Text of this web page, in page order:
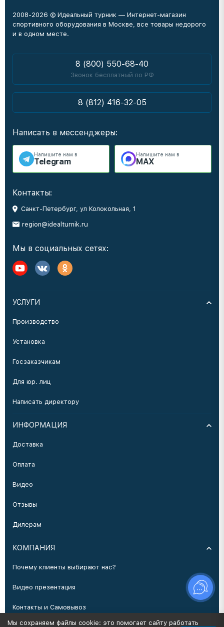
2008-2026 © Идеальный турник — Интернет-магазин
спортивного оборудования в Москве, все товары недорого
и в одном месте.
8 (800) 550-68-40
Звонок бесплатный по РФ
8 (812) 416-32-05
Написать в мессенджеры:
Напишите нам в
Telegram
Напишите нам в
MAX
Контакты:
Санкт-Петербург, ул Колокольная, 1
region@idealturnik.ru
Мы в социальных сетях:
УСЛУГИ
Производство
Установка
Госзаказчикам
Для юр. лиц
Написать директору
ИНФОРМАЦИЯ
Доставка
Оплата
Видео
Отзывы
Дилерам
КОМПАНИЯ
Почему клиенты выбирают нас?
Видео презентация
Контакты и Самовывоз
Мы сохраняем файлы cookie: это помогает сайту работать